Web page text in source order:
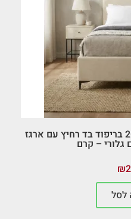
מיטה זוגית מעוצבת 160×200 בריפוד בד רחיץ עם ארגז
– קרם
₪
לסל